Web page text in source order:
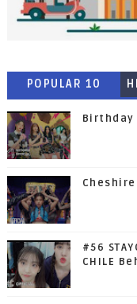
POPULAR 10
Birthday
Cheshire
#56
CHILE